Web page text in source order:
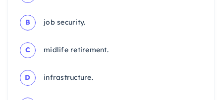
B job security.
C midlife retirement.
D infrastructure.